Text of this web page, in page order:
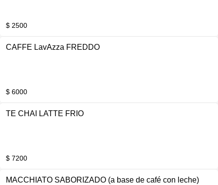
$ 2500
CAFFE LavAzza FREDDO
$ 6000
TE CHAI LATTE FRIO
$ 7200
MACCHIATO SABORIZADO (a base de café con leche)